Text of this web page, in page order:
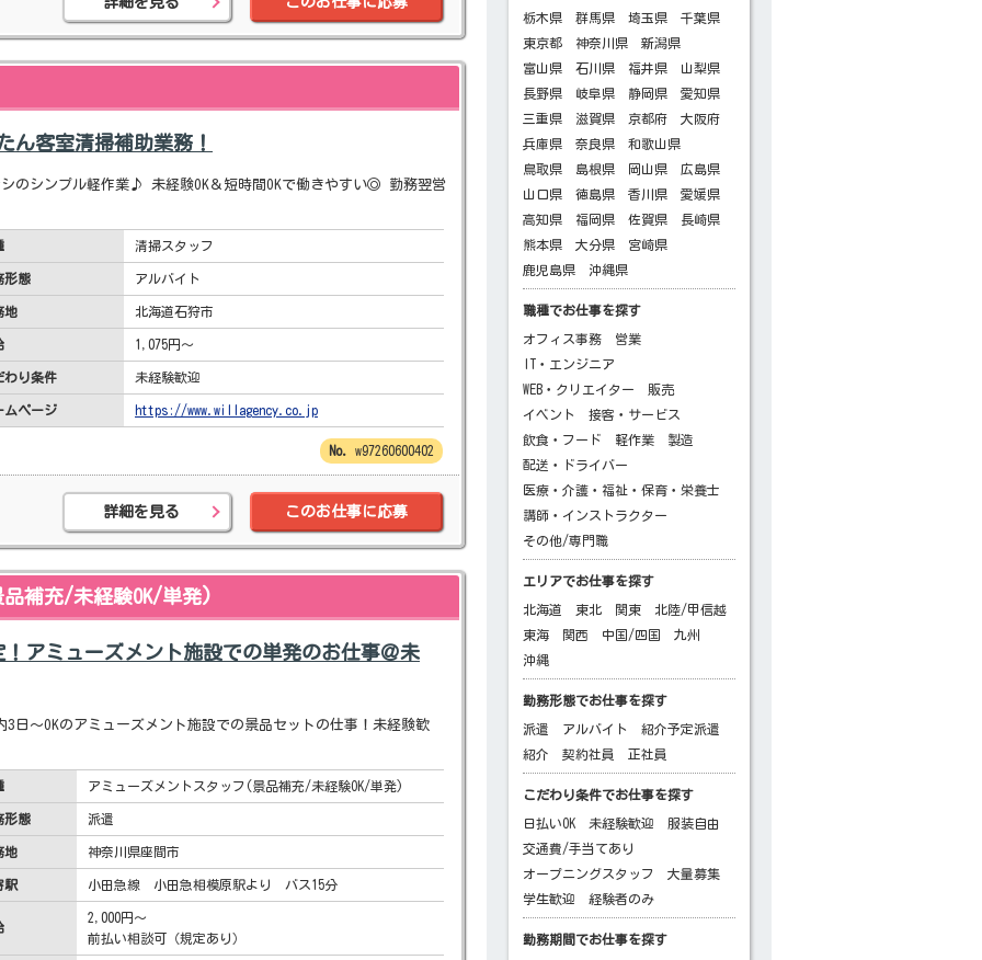
客室清掃補助業務！
のシンプル軽作業♪ 未経験OK＆短時間OKで働きやすい◎ 勤務翌営
清掃スタッフ
形態 アルバイト
地 北海道石狩市
1,075円～
わり条件 未経験歓迎
ムページ https://www.willagency.co.jp
w97260600402
詳細を見る このお仕事に応募
補充/未経験OK/単発)
アミューズメント施設での単発のお仕事＠未
日～OKのアミューズメント施設での景品セットの仕事！未経験歓
アミューズメントスタッフ(景品補充/未経験OK/単発)
形態 派遣
地 神奈川県座間市
駅 小田急線 小田急相模原駅より バス15分
2,000円～
前払い相談可（規定あり）
栃木県 群馬県 埼玉県
千葉県
東京都
神奈川県
新潟県
富山県
石川県 福井県
山梨県
長野県
岐阜県 静岡県
愛知県
三重県
滋賀県 京都府
大阪府
兵庫県
奈良県
和歌山県
鳥取県
島根県 岡山県
広島県
山口県
徳島県 香川県
愛媛県
高知県
福岡県 佐賀県
長崎県
熊本県
大分県
宮崎県
鹿児島県
沖縄県
職種でお仕事を探す
オフィス事務
営業
IT・エンジニア
WEB・クリエイター
販売
イベント
接客・サービス
飲食・フード
軽作業
製造
配送・ドライバー
医療・介護・福祉・保育・栄養士
講師・インストラクター
その他/専門職
エリアでお仕事を探す
北海道 東北 関東
北陸/甲信越
東海
関西 中国/四国
九州
沖縄
勤務形態でお仕事を探す
派遣 アルバイト
紹介予定派遣
紹介
契約社員 正社員
こだわり条件でお仕事を探す
日払いOK 未経験歓迎
服装自由
交通費/手当てあり
オープニングスタッフ
大量募集
学生歓迎
経験者のみ
勤務期間でお仕事を探す